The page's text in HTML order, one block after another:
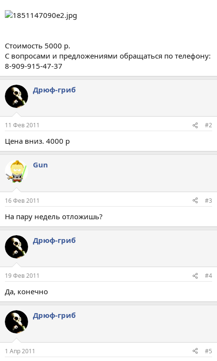
Стоимость 5000 р.
С вопросами и предложениями обращаться по телефону:
8-909-915-47-37
Дрюф-гриб
11 Фев 2011 #2
Цена вниз. 4000 р
Gun
16 Фев 2011 #3
На пару недель отложишь?
Дрюф-гриб
19 Фев 2011 #4
Да, конечно
Дрюф-гриб
1 Апр 2011 #5